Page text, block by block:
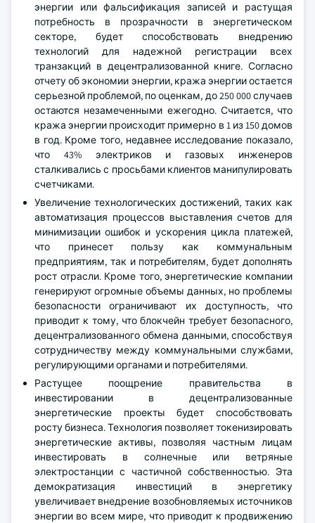
энергии или фальсификация записей и растущая
потребность в прозрачности в энергетическом
секторе, будет способствовать внедрению
технологий для надежной регистрации всех
транзакций в децентрализованной книге. Согласно
отчету об экономии энергии, кража энергии остается
серьезной проблемой, по оценкам, до 250 000 случаев
остаются незамеченными ежегодно. Считается, что
кража энергии происходит примерно в 1 из 150 домов
в год. Кроме того, недавнее исследование показало,
что 43% электриков и газовых инженеров
сталкивались с просьбами клиентов манипулировать
счетчиками.
Увеличение технологических достижений, таких как
автоматизация процессов выставления счетов для
минимизации ошибок и ускорения цикла платежей,
что принесет пользу как коммунальным
предприятиям, так и потребителям, будет дополнять
рост отрасли. Кроме того, энергетические компании
генерируют огромные объемы данных, но проблемы
безопасности ограничивают их доступность, что
приводит к тому, что блокчейн требует безопасного,
децентрализованного обмена данными, способствуя
сотрудничеству между коммунальными службами,
регулирующими органами и потребителями.
Растущее поощрение правительства в
инвестировании в децентрализованные
энергетические проекты будет способствовать
росту бизнеса. Технология позволяет токенизировать
энергетические активы, позволяя частным лицам
инвестировать в солнечные или ветряные
электростанции с частичной собственностью. Эта
демократизация инвестиций в энергетику
увеличивает внедрение возобновляемых источников
энергии во всем мире, что приводит к продвижению